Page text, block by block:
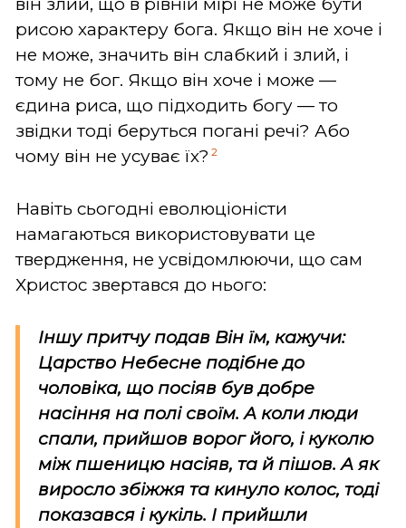
рисою характеру бога. Якщо він не хоче і
не може, значить він слабкий і злий, і
тому не бог. Якщо він хоче і може —
єдина риса, що підходить богу — то
звідки тоді беруться погані речі? Або
чому він не усуває їх? 2
Навіть сьогодні еволюціоністи
намагаються використовувати це
твердження, не усвідомлюючи, що сам
Христос звертався до нього:
Іншу притчу подав Він їм, кажучи:
Царство Небесне подібне до
чоловіка, що посіяв був добре
насіння на полі своїм. А коли люди
спали, прийшов ворог його, і куколю
між пшеницю насіяв, та й пішов. А як
виросло збіжжя та кинуло колос, тоді
показався і кукіль. І прийшли